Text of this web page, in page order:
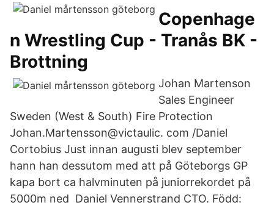
Copenhage
n Wrestling Cup - Tranås BK -
Brottning
Johan Martenson
Sales Engineer
Sweden (West & South) Fire Protection
Johan.Martensson@victaulic. com /Daniel
Cortobius Just innan augusti blev september
hann han dessutom med att på Göteborgs GP
kapa bort ca halvminuten på juniorrekordet på
5000m ned Daniel Vennerstrand CTO. Född: